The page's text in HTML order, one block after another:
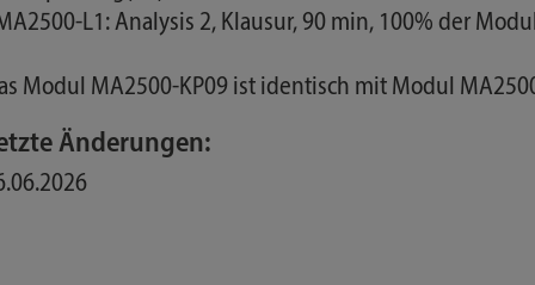
L1: Analysis 2, Klausur, 90 min, 100% der
Modul MA2500-KP09 ist identisch mit Modul
Änderungen: